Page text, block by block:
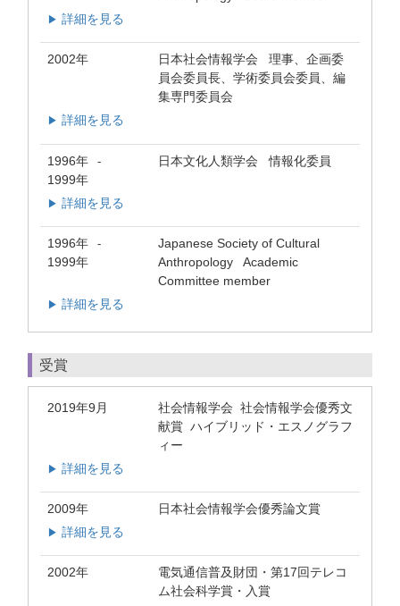
▶ 詳細を見る
2002年
日本社会情報学会 理事、企画委
員会委員長、学術委員会委員、編
集専門委員会
▶ 詳細を見る
1996年 -
1999年
日本文化人類学会 情報化委員
▶ 詳細を見る
1996年 -
1999年
Japanese Society of Cultural
Anthropology Academic
Committee member
▶ 詳細を見る
受賞
2019年9月
社会情報学会 社会情報学会優秀文
献賞 ハイブリッド・エスノグラフ
ィー
▶ 詳細を見る
2009年 日本社会情報学会優秀論文賞
▶ 詳細を見る
2002年
電気通信普及財団・第17回テレコ
ム社会科学賞・入賞